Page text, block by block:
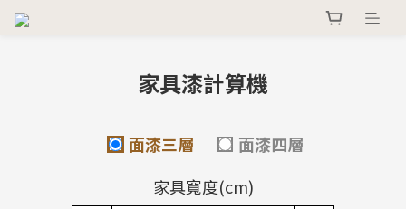
家具漆計算機
面漆三層
面漆四層
家具寬度(cm)